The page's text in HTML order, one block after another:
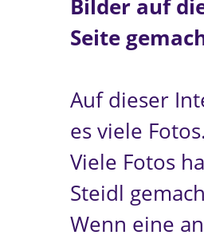
Bilder auf
Seite
Auf dieser
es viele Fotos.
Viele Fotos
Steidl
Wenn eine